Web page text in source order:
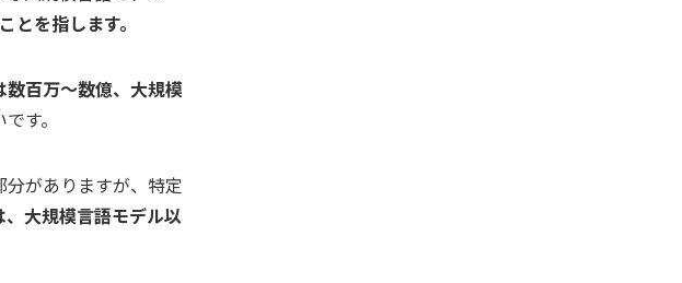
を指します。
百万〜数億、大規模
す。
がありますが、特定
大規模言語モデル以